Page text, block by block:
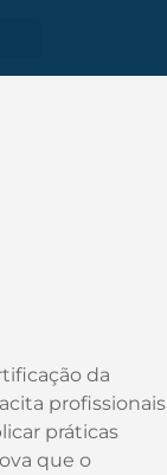
da
profissionais
práticas
que o